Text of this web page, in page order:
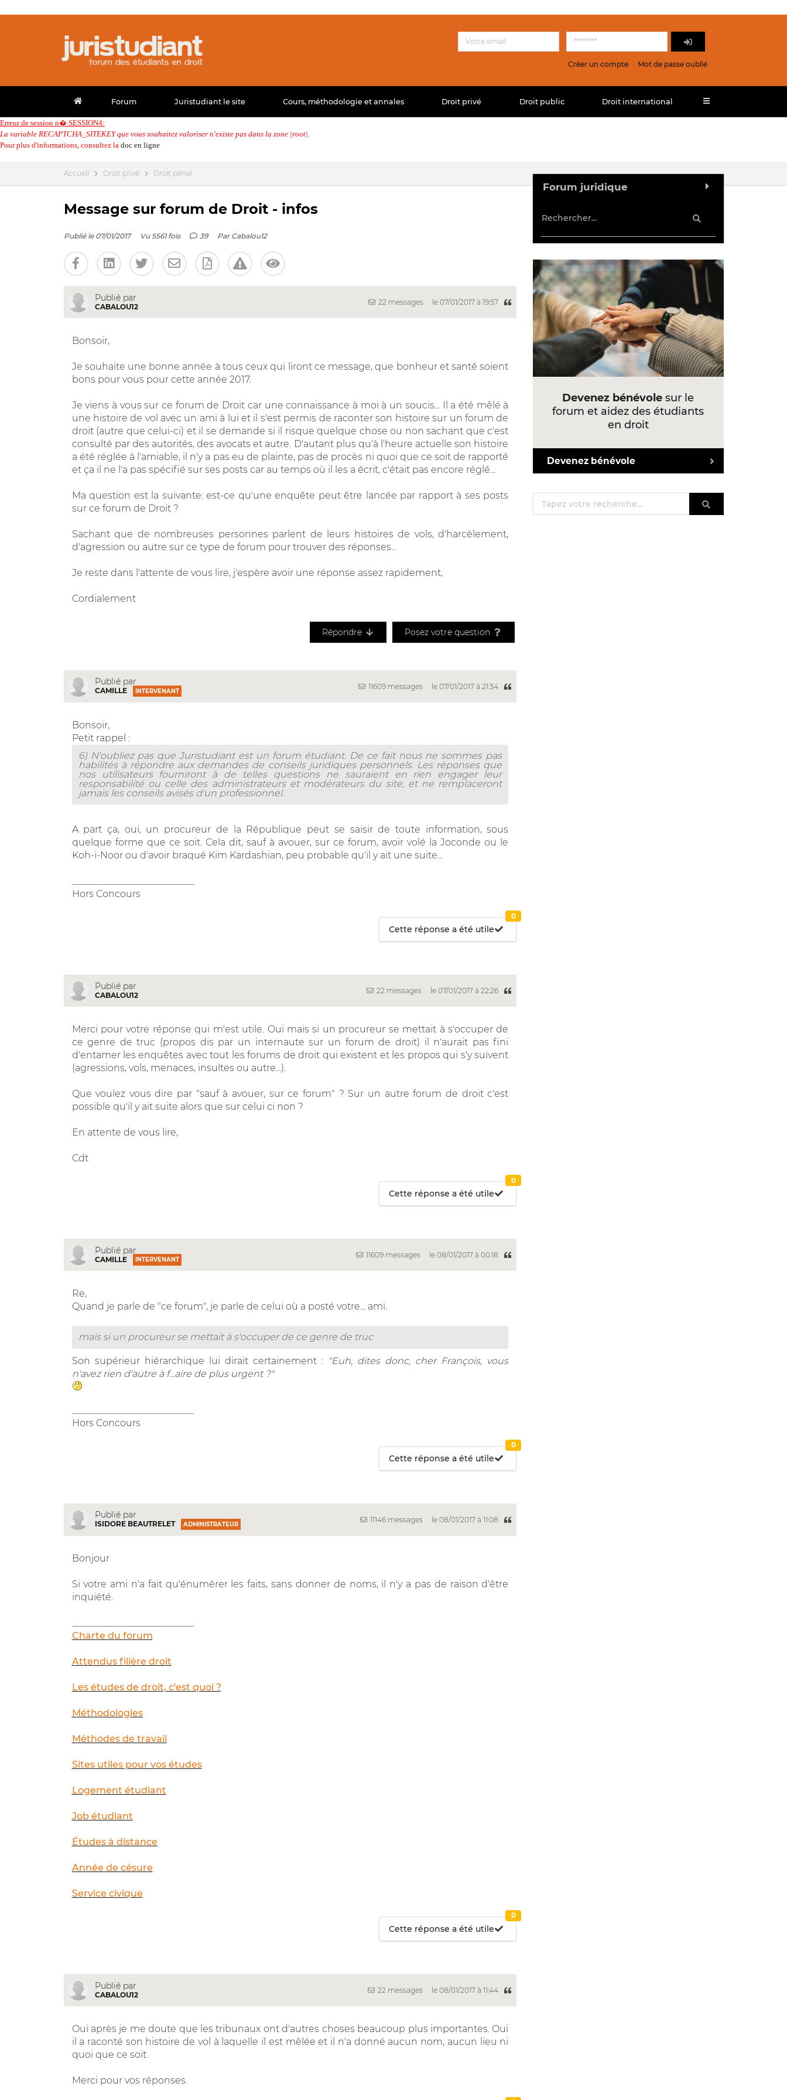
Créer un compte Mot de passe oublié
Forum Juristudiant le site Cours, méthodologie et annales Droit privé Droit public Droit international
Erreur de session n� SESSION4:
La variable RECAPTCHA_SITEKEY que vous souhaitez valoriser n'existe pas dans la zone |root|.
Pour plus d'informations, consultez la doc en ligne
Accueil Droit privé Droit pénal
Message sur forum de Droit - infos
Publié le 07/01/2017 Vu 5561 fois 39 Par Cabalou12
Publié par
CABALOU12
22 messages le 07/01/2017 à 19:57
Bonsoir,
Je souhaite une bonne année à tous ceux qui liront ce message, que bonheur et santé soient
bons pour vous pour cette année 2017.
Je viens à vous sur ce forum de Droit car une connaissance à moi à un soucis... Il a été mêlé à
une histoire de vol avec un ami à lui et il s'est permis de raconter son histoire sur un forum de
droit (autre que celui-ci) et il se demande si il risque quelque chose ou non sachant que c'est
consulté par des autorités, des avocats et autre. D'autant plus qu'à l'heure actuelle son histoire
a été réglée à l'amiable, il n'y a pas eu de plainte, pas de procès ni quoi que ce soit de rapporté
et ça il ne l'a pas spécifié sur ses posts car au temps où il les a écrit, c'était pas encore réglé...
Ma question est la suivante: est-ce qu'une enquête peut être lancée par rapport à ses posts
sur ce forum de Droit ?
Sachant que de nombreuses personnes parlent de leurs histoires de vols, d'harcèlement,
d'agression ou autre sur ce type de forum pour trouver des réponses...
Je reste dans l'attente de vous lire, j'espère avoir une réponse assez rapidement,
Cordialement
Répondre Posez votre question
Publié par
CAMILLE INTERVENANT
11609 messages le 07/01/2017 à 21:34
Bonsoir,
Petit rappel :
6) N'oubliez pas que Juristudiant est un forum étudiant. De ce fait nous ne sommes pas
habilités à répondre aux demandes de conseils juridiques personnels. Les réponses que
nos utilisateurs fourniront à de telles questions ne sauraient en rien engager leur
responsabilité ou celle des administrateurs et modérateurs du site, et ne remplaceront
jamais les conseils avisés d'un professionnel.
A part ça, oui, un procureur de la République peut se saisir de toute information, sous
quelque forme que ce soit. Cela dit, sauf à avouer, sur ce forum, avoir volé la Joconde ou le
Koh-i-Noor ou d'avoir braqué Kim Kardashian, peu probable qu'il y ait une suite...
Hors Concours
Cette réponse a été utile
0
Publié par
CABALOU12
22 messages le 07/01/2017 à 22:26
Merci pour votre réponse qui m'est utile. Oui mais si un procureur se mettait à s'occuper de
ce genre de truc (propos dis par un internaute sur un forum de droit) il n'aurait pas fini
d'entamer les enquêtes avec tout les forums de droit qui existent et les propos qui s'y suivent
(agressions, vols, menaces, insultes ou autre...).
Que voulez vous dire par "sauf à avouer, sur ce forum" ? Sur un autre forum de droit c'est
possible qu'il y ait suite alors que sur celui ci non ?
En attente de vous lire,
Cdt
Cette réponse a été utile
0
Publié par
CAMILLE INTERVENANT
11609 messages le 08/01/2017 à 00:18
Re,
Quand je parle de "ce forum", je parle de celui où a posté votre... ami.
mais si un procureur se mettait à s'occuper de ce genre de truc
Son supérieur hiérarchique lui dirait certainement : "Euh, dites donc, cher François, vous
n'avez rien d'autre à f...aire de plus urgent ?"
Hors Concours
Cette réponse a été utile
0
Publié par
ISIDORE BEAUTRELET ADMINISTRATEUR
11146 messages le 08/01/2017 à 11:08
Bonjour
Si votre ami n'a fait qu'énumérer les faits, sans donner de noms, il n'y a pas de raison d'être
inquiété.
Charte du forum
Attendus filière droit
Les études de droit, c'est quoi ?
Méthodologies
Méthodes de travail
Sites utiles pour vos études
Logement étudiant
Job étudiant
Études à distance
Année de césure
Service civique
Cette réponse a été utile
0
Publié par
CABALOU12
22 messages le 08/01/2017 à 11:44
Oui après je me doute que les tribunaux ont d'autres choses beaucoup plus importantes. Oui
il a raconté son histoire de vol à laquelle il est mêlée et il n'a donné aucun nom, aucun lieu ni
quoi que ce soit.
Merci pour vos réponses.
Forum juridique
Devenez bénévole sur le
forum et aidez des étudiants
en droit
Devenez bénévole